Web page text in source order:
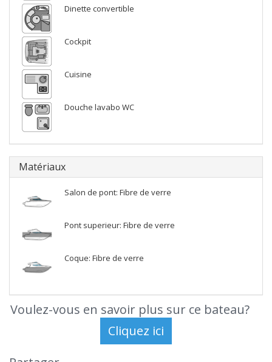
Dinette convertible
Cockpit
Cuisine
Douche lavabo WC
Matériaux
Salon de pont: Fibre de verre
Pont superieur: Fibre de verre
Coque: Fibre de verre
Voulez-vous en savoir plus sur ce bateau?